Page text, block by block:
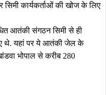
सिमी कार्यकर्ताओं की खोज के लिए
आतंकी संगठन सिमी से ही
थे. यहां पर ये आतंकी जेल के
भोपाल से करीब 280